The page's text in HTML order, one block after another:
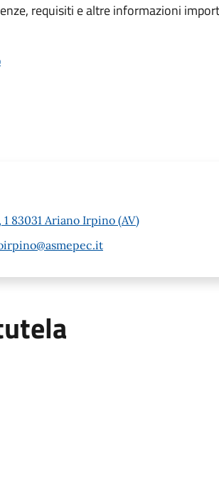
requisiti e altre informazioni
83031 Ariano Irpino (AV)